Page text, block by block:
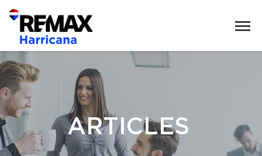
ARTICLES